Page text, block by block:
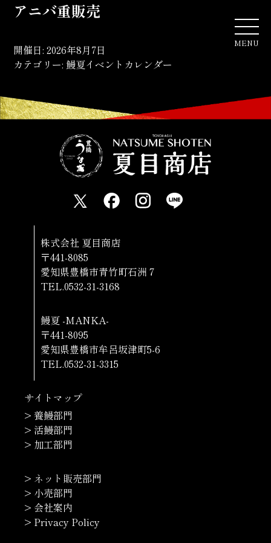
MENU
アニバ重販売
開催日: 2026年8月7日
カテゴリー: 鰻夏イベントカレンダー
株式会社 夏目商店
〒441-8085
愛知県豊橋市青竹町石洲７
TEL.0532-31-3168
鰻夏 -MANKA-
〒441-8095
愛知県豊橋市牟呂坂津町5-6
TEL.0532-31-3315
サイトマップ
> 養鰻部門
> 活鰻部門
> 加工部門
> ネット販売部門
> 小売部門
> 会社案内
> Privacy Policy